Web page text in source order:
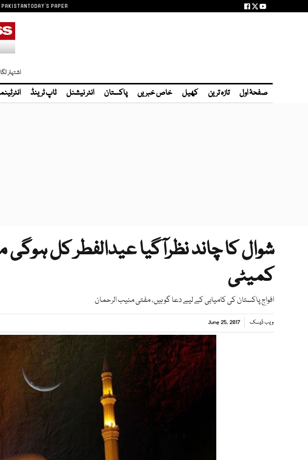
TODAY'S PAPER
اشتہار
صفحۂ اول تازہ ترین کھیل خاص خبریں پاکستان انٹر نیشنل ٹاپ ٹرینڈ
شوال کا چاند نظرآگیا عیدالفطر کل
کمیٹی
افواج پاکستان کی کامیابی کے لیے دعا گو ہیں، مفتی منیب الرحمان
ویب ڈیسک June 25, 2017